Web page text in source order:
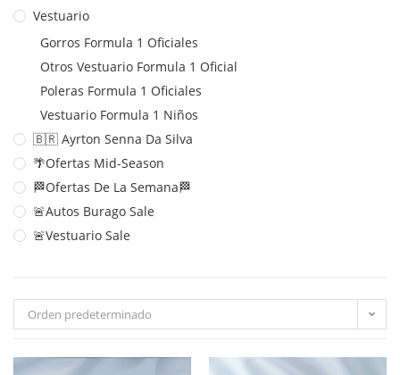
Vestuario
Gorros Formula 1 Oficiales
Otros Vestuario Formula 1 Oficial
Poleras Formula 1 Oficiales
Vestuario Formula 1 Niños
🇧🇷 Ayrton Senna Da Silva
🌴Ofertas Mid-Season
🏁Ofertas De La Semana🏁
🚨Autos Burago Sale
🚨Vestuario Sale
Orden predeterminado